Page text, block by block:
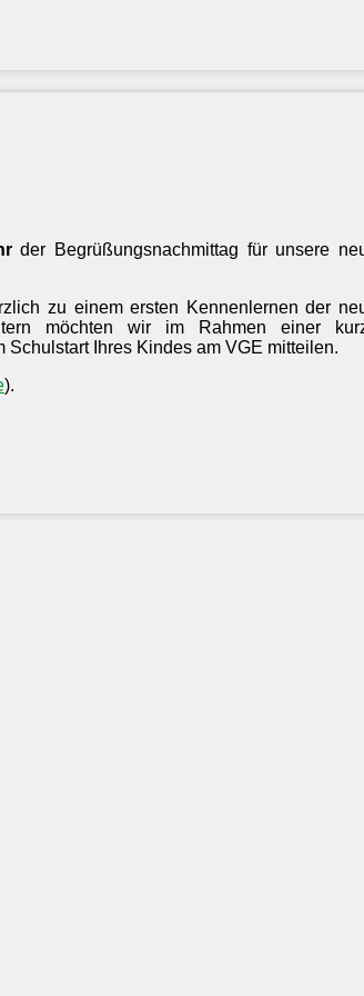
der Begrüßungsnachmittag für unsere
zu einem ersten Kennenlernen der
möchten wir im Rahmen einer
Ihres Kindes am VGE mitteilen.
).